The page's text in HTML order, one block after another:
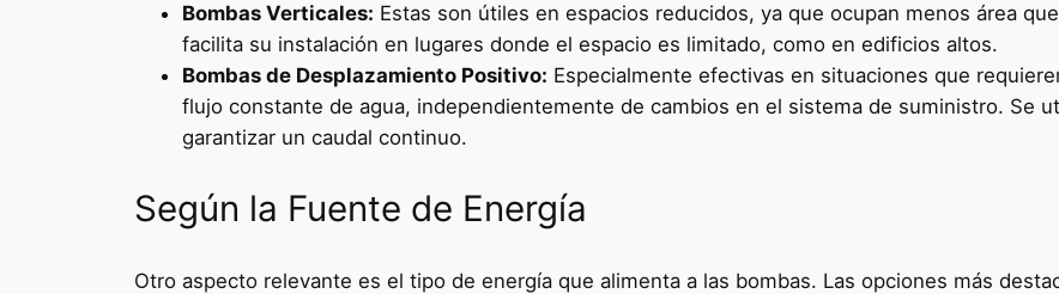
Bombas Verticales: Estas son útiles en espacios reducidos, ya que ocupan menos área
facilita su instalación en lugares donde el espacio es limitado, como en edificios altos.
Bombas de Desplazamiento Positivo: Especialmente efectivas en situaciones que
flujo constante de agua, independientemente de cambios en el sistema de suministro. Se
garantizar un caudal continuo.
Según la Fuente de Energía
Otro aspecto relevante es el tipo de energía que alimenta a las bombas. Las opciones más